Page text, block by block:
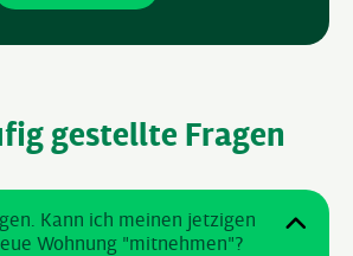
gestellte Fragen
Kann ich meinen jetzigen
Wohnung "mitnehmen"?